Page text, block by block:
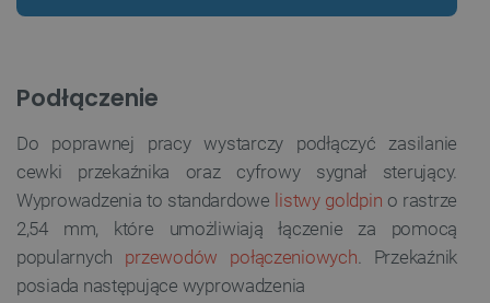
Podłączenie
Do poprawnej pracy wystarczy podłączyć zasilanie
cewki przekaźnika oraz cyfrowy sygnał sterujący.
Wyprowadzenia to standardowe listwy goldpin o rastrze
2,54 mm, które umożliwiają łączenie za pomocą
popularnych przewodów połączeniowych . Przekaźnik
posiada następujące wyprowadzenia